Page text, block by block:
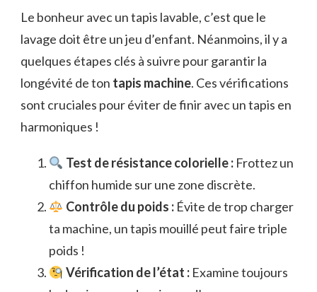
Le bonheur avec un tapis lavable, c’est que le
lavage doit être un jeu d’enfant. Néanmoins, il y a
quelques étapes clés à suivre pour garantir la
longévité de ton tapis machine. Ces vérifications
sont cruciales pour éviter de finir avec un tapis en
harmoniques !
Test de résistance colorielle :Frottez un
chiffon humide sur une zone discrète.
Contrôle du poids :Évite de trop charger
ta machine, un tapis mouillé peut faire triple
poids !
Vérification de l’état :Examine toujours